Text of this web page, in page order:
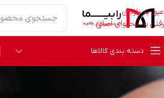
عبور به ناوبری
رفتن به محتوای اصلی
دسته بندی کالاها